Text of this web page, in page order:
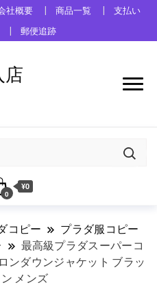
社概要 商品一覧
支払い
郵便追跡
0
¥0
コピー
プラダ服コピー
最高級プラダスーパーコ
ンダウンジャケット ブラッ
メンズ